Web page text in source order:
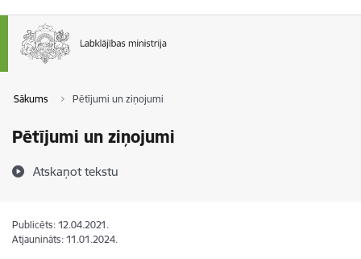
Sākums Pētījumi un ziņojumi
Pētījumi un ziņojumi
Atskaņot tekstu
Publicēts: 12.04.2021.
Atjaunināts: 11.01.2024.